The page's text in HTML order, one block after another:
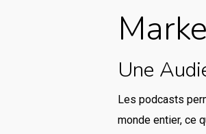
Une
Les podcasts
monde entier, ce